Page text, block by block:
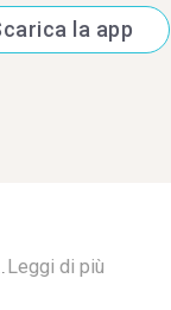
la app
Leggi di più